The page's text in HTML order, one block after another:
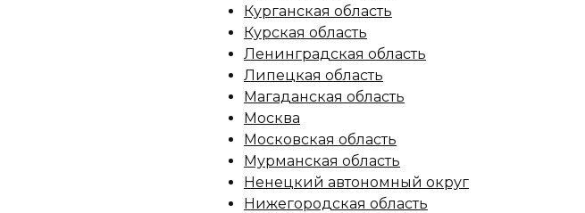
Курганская область
Курская область
Ленинградская область
Липецкая область
Магаданская область
Москва
Московская область
Мурманская область
Ненецкий автономный округ
Нижегородская область